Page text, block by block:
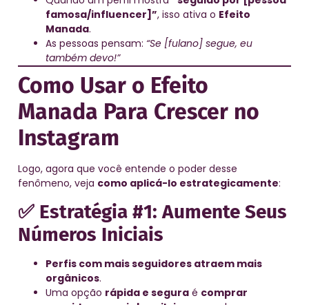
famosa/influencer]”, isso ativa o Efeito
Manada.
As pessoas pensam: “Se [fulano] segue, eu
também devo!”
Como Usar o Efeito
Manada Para Crescer no
Instagram
Logo, agora que você entende o poder desse
fenômeno, veja como aplicá-lo estrategicamente:
✅ Estratégia #1: Aumente Seus
Números Iniciais
Perfis com mais seguidores atraem mais
orgânicos.
Uma opção rápida e segura é comprar